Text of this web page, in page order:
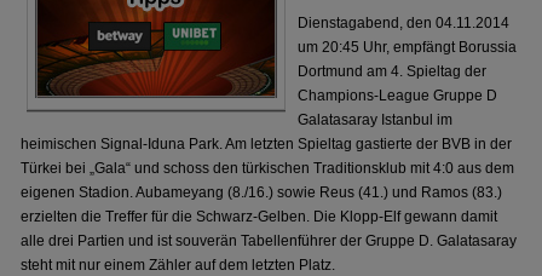
Dienstagabend, den 04.11.2014
um 20:45 Uhr, empfängt Borussia
Dortmund am 4. Spieltag der
Champions-League Gruppe D
Galatasaray Istanbul im
heimischen Signal-Iduna Park. Am letzten Spieltag gastierte der BVB in der
Türkei bei „Gala“ und schoss den türkischen Traditionsklub mit 4:0 aus dem
eigenen Stadion. Aubameyang (8./16.) sowie Reus (41.) und Ramos (83.)
erzielten die Treffer für die Schwarz-Gelben. Die Klopp-Elf gewann damit
alle drei Partien und ist souverän Tabellenführer der Gruppe D. Galatasaray
steht mit nur einem Zähler auf dem letzten Platz.